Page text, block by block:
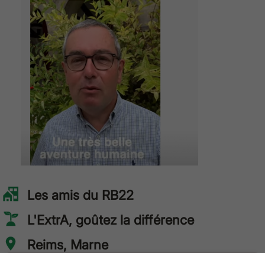
Les amis du RB22
L'ExtrA, goûtez la différence
Reims, Marne